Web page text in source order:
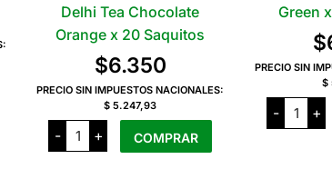
Delhi Tea Chocolate
Orange x 20 Saquitos
$6.350
PRECIO SIN IMPUESTOS NACIONALES:
$ 5.247,93
-
Delhi
Tea
Chocolate
+ COMPRAR
Green
$
PRECIO SIN
$
-
Delhi
Tea +